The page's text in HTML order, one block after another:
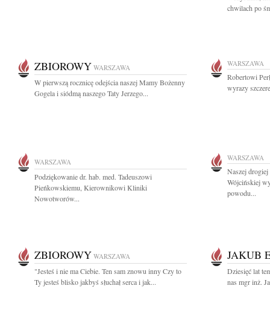
chwilach po
ZBIOROWY WARSZAWA
W pierwszą rocznicę odejścia naszej Mamy Bożenny
Gogela i siódmą naszego Taty Jerzego...
WARSZAWA
Robertowi
wyrazy
WARSZAWA
Podziękowanie dr. hab. med. Tadeuszowi
Pieńkowskiemu, Kierownikowi Kliniki
Nowotworów...
WARSZAWA
Naszej
Wójcińskiej
powodu...
ZBIOROWY WARSZAWA
"Jesteś i nie ma Ciebie. Ten sam znowu inny Czy to
Ty jesteś blisko jakbyś słuchał serca i jak...
JAKUB
Dziesięć lat
nas mgr inż.